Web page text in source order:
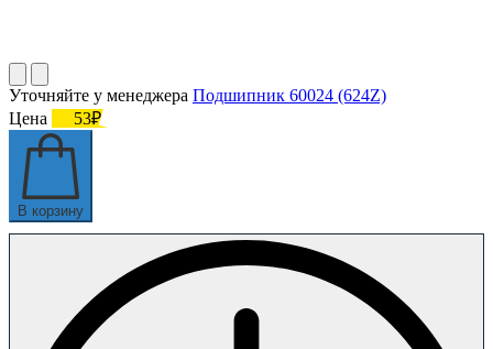
Уточняйте у менеджера Подшипник 60024 (624Z)
Цена
53₽
В корзину